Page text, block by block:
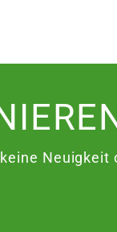
Neuigkeit